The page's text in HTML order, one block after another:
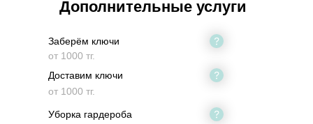
Дополнительные услуги
Заберём ключи
от 1000 тг.
Доставим ключи
от 1000 тг.
Уборка гардероба